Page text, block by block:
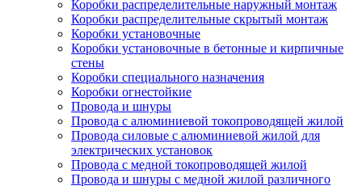
Коробки распределительные наружный монтаж
Коробки распределительные скрытый монтаж
Коробки установочные
Коробки установочные в бетонные и кирпичные
стены
Коробки специального назначения
Коробки огнестойкие
Провода и шнуры
Провода с алюминиевой токопроводящей жилой
Провода силовые с алюминиевой жилой для
электрических установок
Провода с медной токопроводящей жилой
Провода и шнуры с медной жилой различного